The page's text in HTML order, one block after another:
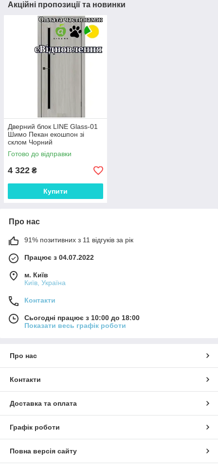
Акційні пропозиції та новинки
Дверний блок LINE Glass-01
Шимо Пекан екошпон зі
склом Чорний
Готово до відправки
4 322 ₴
Купити
Про нас
91% позитивних з 11 відгуків за рік
Працює з 04.07.2022
м. Київ
Київ, Україна
Контакти
Сьогодні працює з 10:00 до 18:00
Показати весь графік роботи
Про нас
Контакти
Доставка та оплата
Графік роботи
Повна версія сайту